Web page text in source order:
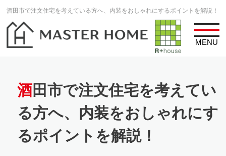
酒田市で注文住宅を考えている方へ、内装をおしゃれにするポイントを解説！
MENU
酒田市で注文住宅を考えてい
る方へ、内装をおしゃれにす
るポイントを解説！